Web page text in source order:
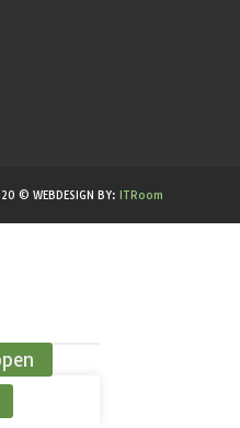
© WEBDESIGN BY: ITRoom